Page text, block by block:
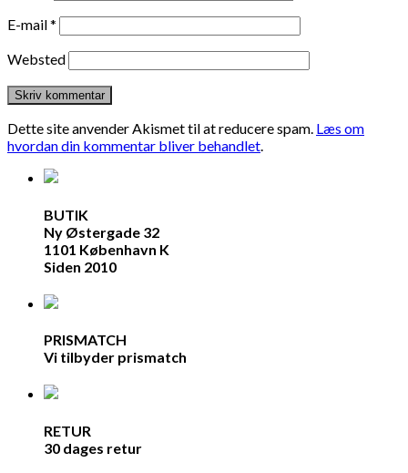
E-mail*
Websted
Dette site anvender Akismet til at reducere spam. Læs om
hvordan din kommentar bliver behandlet.
BUTIK
Ny Østergade 32
1101 København K
Siden 2010
PRISMATCH
Vi tilbyder prismatch
RETUR
30 dages retur